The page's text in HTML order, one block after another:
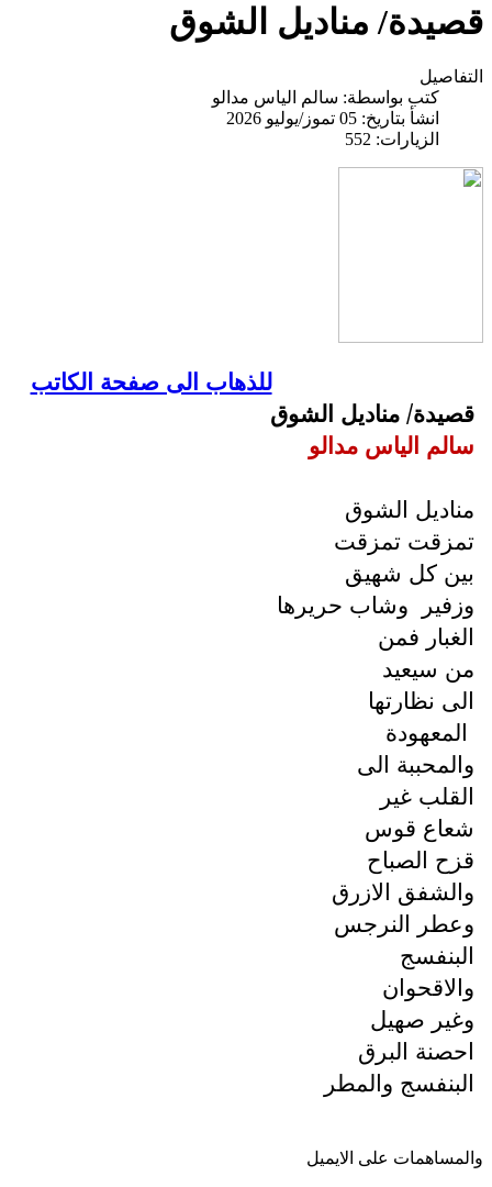
قصيدة/ مناديل الشوق
التفاصيل
كتب بواسطة: سالم الياس مدالو
انشأ بتاريخ: 05 تموز/يوليو 2026
الزيارات: 552
للذهاب الى صفحة الكاتب
قصيدة/ مناديل الشوق
سالم الياس مدالو
مناديل الشوق
تمزقت تمزقت
بين كل شهيق
وزفير
وشاب حريرها
الغبار فمن
من سيعيد
الى نظارتها
المعهودة
والمحببة الى
القلب غير
شعاع قوس
قزح الصباح
والشفق الازرق
وعطر النرجس
البنفسج
والاقحوان
وغير صهيل
احصنة البرق
البنفسج والمطر
والمساهمات علی الایمیل